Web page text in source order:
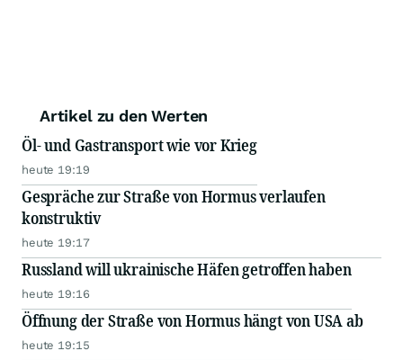
Artikel zu den Werten
Öl- und Gastransport wie vor Krieg
heute 19:19
Gespräche zur Straße von Hormus verlaufen
konstruktiv
heute 19:17
Russland will ukrainische Häfen getroffen haben
heute 19:16
Öffnung der Straße von Hormus hängt von USA ab
heute 19:15